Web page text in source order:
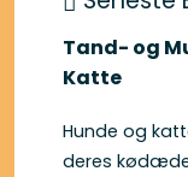
Tand- og
Katte
Hunde og
deres